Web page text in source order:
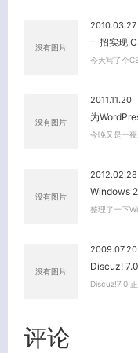
没有图片
2010.03.27
一招实现
今天写了个
没有图片
2011.11.20
为
今晚又是一
没有图片
2012.02.28
Windows
整理了一下
没有图片
2009.07.20
Discuz!
Discuz!7.0
评论